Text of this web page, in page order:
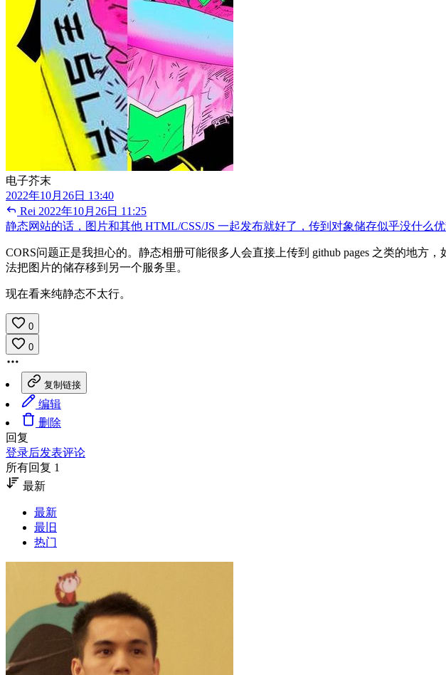
电子芥末
2022年10月26日 13:40
Rei 2022年10月26日 11:25
静态网站的话，图片和其他 HTML/CSS/JS 一起发布就好了，传到对象储存似乎没什么优
CORS问题正是我担心的。静态相册可能很多人会直接上传到 github pages 之类的地
法把图片的储存移到另一个服务里。
现在看来纯静态不太行。
0
0
复制链接
编辑
删除
回复
登录后发表评论
所有回复 1
最新
最新
最旧
热门